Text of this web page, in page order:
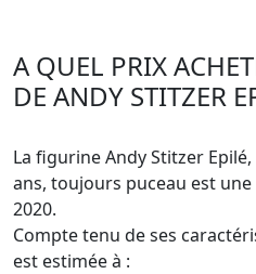
A QUEL PRIX
DE ANDY STITZER
La figurine Andy Stitzer
ans, toujours puceau est
2020.
Compte tenu de ses
est estimée à :